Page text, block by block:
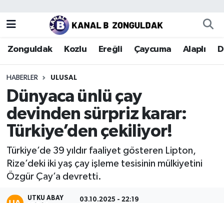
Zonguldak Kozlu Ereğli Çaycuma Alaplı
HABERLER ULUSAL
Dünyaca ünlü çay
devinden sürpriz karar:
Türkiye’den çekiliyor!
Türkiye’de 39 yıldır faaliyet gösteren Lipton,
Rize’deki iki yaş çay işleme tesisinin mülkiyetini
Özgür Çay’a devretti.
UTKU ABAY 03.10.2025 - 22:19
Zonguldak
Kozlu
Çaycuma
Alaplı
Devrek
Zonguldak Nöbetçi Eczaneler
Zonguldak Hava Durumu
Zonguldak Trafik Yoğunluk Haritası
Puan Durumu ve Fikstür
Tüm Manşetler
Son Dakika Haberleri